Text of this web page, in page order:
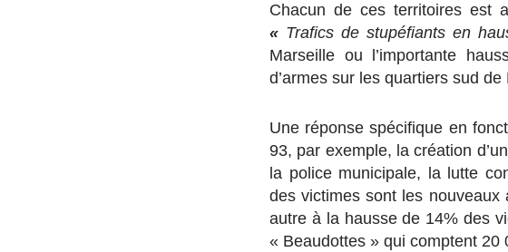
Chacun de ces territoires est
« Trafics de stupéfiants en
Marseille ou l’importante
d’armes sur les quartiers sud de
Une réponse spécifique en
93, par exemple, la création
la police municipale, la lutte
des victimes sont les
autre à la hausse de 14% des
« Beaudottes » qui comptent 20